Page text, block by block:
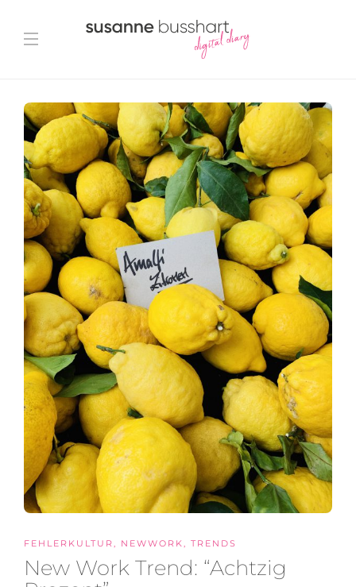
FEHLERKULTUR, NEWWORK, TRENDS
New Work Trend: “Achtzig